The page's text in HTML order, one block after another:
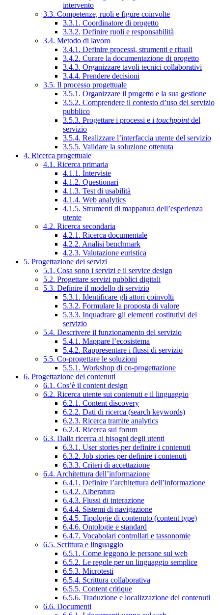
intervento
3.3. Competenze, ruoli e figure coinvolte
3.3.1. Coordinatore di progetto
3.3.2. Definire ruoli e responsabilità
3.4. Metodo di lavoro
3.4.1. Definire processi, strumenti e rituali
3.4.2. Curare la documentazione di progetto
3.4.3. Organizzare tavoli tecnici collaborativi
3.4.4. Prendere decisioni
3.5. Il processo progettuale
3.5.1. Organizzare il progetto e la sua gestione
3.5.2. Comprendere il contesto d’uso del servizio
pubblico
3.5.3. Progettare i processi e i touchpointdel
servizio
3.5.4. Realizzare l’interfaccia utente del servizio
3.5.5. Validare la soluzione ottenuta
4. Ricerca progettuale
4.1. Ricerca primaria
4.1.1. Interviste
4.1.2. Questionari
4.1.3. Test di usabilità
4.1.4. Web analytics
4.1.5. Strumenti di mappatura dell’esperienza
utente
4.2. Ricerca secondaria
4.2.1. Ricerca documentale
4.2.2. Analisi benchmark
4.2.3. Valutazione euristica
5. Progettazione dei servizi
5.1. Cosa sono i servizi e il service design
5.2. Progettare servizi pubblici digitali
5.3. Definire il modello di servizio
5.3.1. Identificare gli attori coinvolti
5.3.2. Formulare la proposta di valore
5.3.3. Inquadrare gli elementi costitutivi del
servizio
5.4. Descrivere il funzionamento del servizio
5.4.1. Mappare l’ecosistema
5.4.2. Rappresentare i flussi di servizio
5.5. Co-progettare le soluzioni
5.5.1. Workshop di co-progettazione
6. Progettazione dei contenuti
6.1. Cos’è il content design
6.2. Ricerca utente sui contenuti e il linguaggio
6.2.1. Content discovery
6.2.2. Dati di ricerca (search keywords)
6.2.3. Ricerca tramite analytics
6.2.4. Ricerca sui forum
6.3. Dalla ricerca ai bisogni degli utenti
6.3.1. User stories per definire i contenuti
6.3.2. Job stories per definire i contenuti
6.3.3. Criteri di accettazione
6.4. Architettura dell’informazione
6.4.1. Definire l’architettura dell’informazione
6.4.2. Alberatura
6.4.3. Flussi di interazione
6.4.4. Sistemi di navigazione
6.4.5. Tipologie di contenuto (content type)
6.4.6. Ontologie e standard
6.4.7. Vocabolari controllati e tassonomie
6.5. Scrittura e linguaggio
6.5.1. Come leggono le persone sul web
6.5.2. Le regole per un linguaggio semplice
6.5.3. Microtesti
6.5.4. Scrittura collaborativa
6.5.5. Content critique
6.5.6. Traduzione e localizzazione dei contenuti
6.6. Documenti